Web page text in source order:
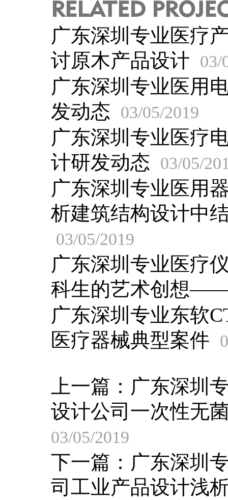
RELATED
广东深圳专业医疗
讨原木产品设计 03/
广东深圳专业医用
发动态 03/05/2019
广东深圳专业医疗
计研发动态 03/05/
广东深圳专业医用
析建筑结构设计中
03/05/2019
广东深圳专业医疗
科生的艺术创想
广东深圳专业东软
医疗器械典型案件
上一篇： 广东深圳
设计公司一次性无
03/05/2019
下一篇： 广东深圳
司工业产品设计浅